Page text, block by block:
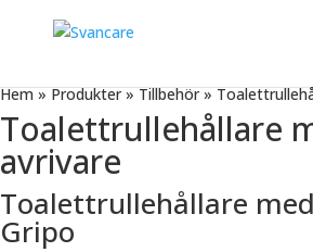
Hem»Produkter»Tillbehör»
Toalettrullehållare
avrivare
Toalettrullehållare
Gripo